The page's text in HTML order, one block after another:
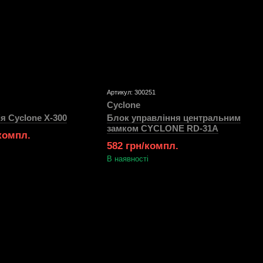
Cyclone X-300
Артикул: 300251
Cyclone
Блок управління центральним
замком CYCLONE RD-31А
582 грн/компл.
В наявності